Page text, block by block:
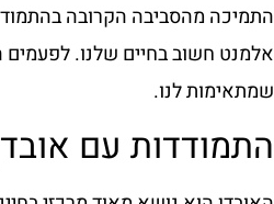
התמיכה מהסביבה הקרובה
אלמנט חשוב בחיים שלנו. לפעמים
שמתאימות לנו.
התמודדות עם